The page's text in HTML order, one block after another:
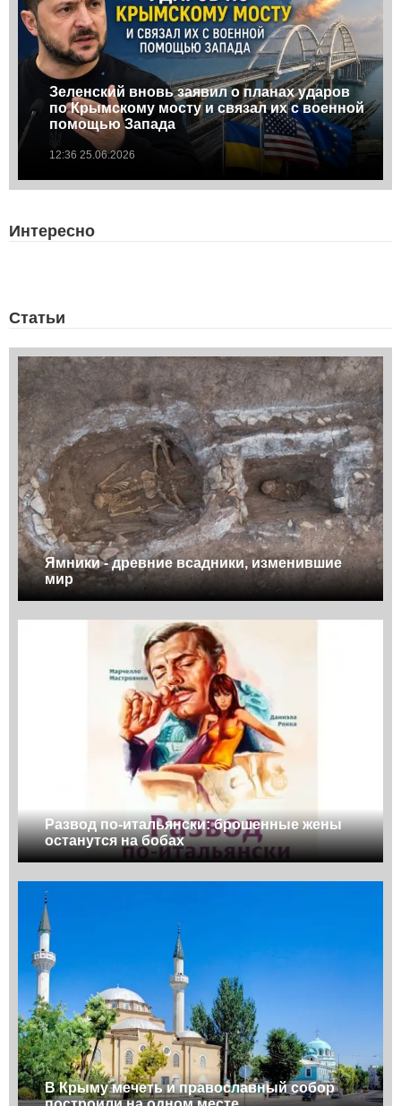
Зеленский вновь заявил о планах ударов
по Крымскому мосту и связал их с военной
помощью Запада
12:36 25.06.2026
Интересно
Статьи
Ямники - древние всадники, изменившие
мир
Развод по-итальянски: брошенные жены
останутся на бобах
В Крыму мечеть и православный собор